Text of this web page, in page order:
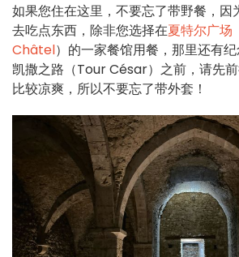
如果您住在这里，不要忘了带野餐，因
去吃点东西，除非您选择在夏特尔广
Châtel）的一家餐馆用餐，那里还有
凯撒之路（Tour César）之前，请先
比较凉爽，所以不要忘了带外套！